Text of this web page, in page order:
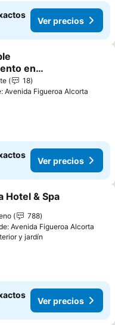
Ver precios
a favoritos
en
Céntrica.
18
Avenida Figueroa Alcorta
Ver precios
a favoritos
Hotel & Spa
788
Avenida Figueroa Alcorta
y jardín
Ver precios